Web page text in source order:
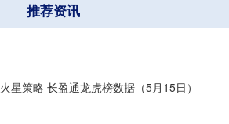
推荐资讯
火星策略 长盈通龙虎榜数据（5月15日）